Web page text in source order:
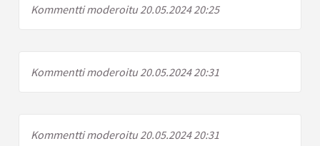
Kommentti moderoitu 20.05.2024 20:25
Kommentti moderoitu 20.05.2024 20:31
Kommentti moderoitu 20.05.2024 20:31